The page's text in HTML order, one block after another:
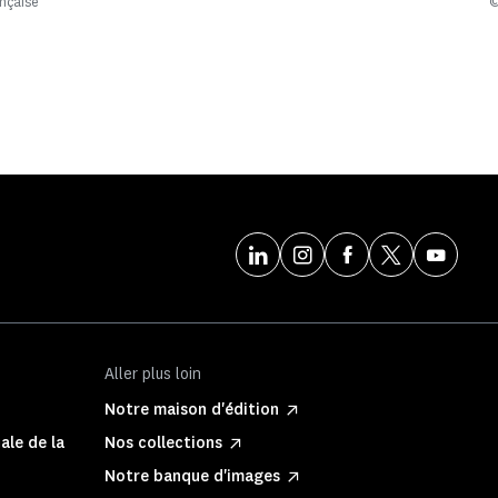
de la
Aller plus loin
Notre maison d'édition
Nos collections
Notre banque d'images